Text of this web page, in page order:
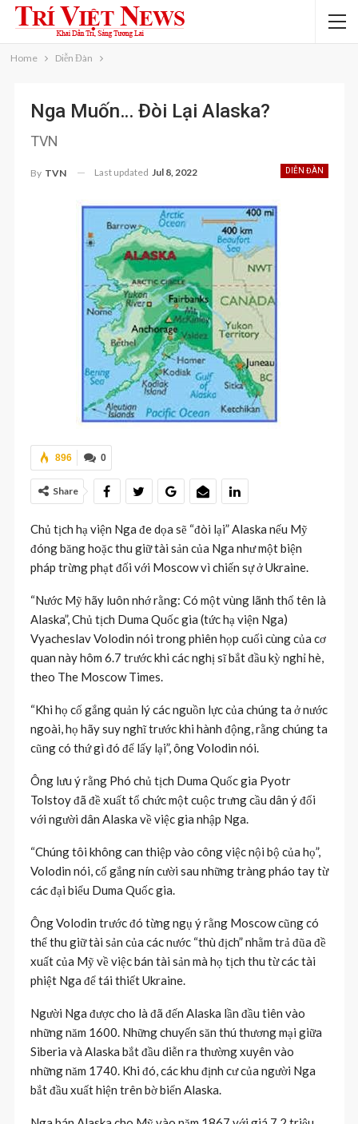
Home Diễn Đàn
Nga Muốn… Đòi Lại Alaska?
TVN
DIỄN ĐÀN
By TVN Last updated Jul 8, 2022
0
896
Share
Chủ tịch hạ viện Nga đe dọa sẽ “đòi lại” Alaska nếu Mỹ
đóng băng hoặc thu giữ tài sản của Nga như một biện
pháp trừng phạt đối với Moscow vì chiến sự ở Ukraine.
“Nước Mỹ hãy luôn nhớ rằng: Có một vùng lãnh thổ tên là
Alaska”, Chủ tịch Duma Quốc gia (tức hạ viện Nga)
Vyacheslav Volodin nói trong phiên họp cuối cùng của cơ
quan này hôm 6.7 trước khi các nghị sĩ bắt đầu kỳ nghỉ hè,
theo The Moscow Times.
“Khi họ cố gắng quản lý các nguồn lực của chúng ta ở nước
ngoài, họ hãy suy nghĩ trước khi hành động, rằng chúng ta
cũng có thứ gì đó để lấy lại”, ông Volodin nói.
Ông lưu ý rằng Phó chủ tịch Duma Quốc gia Pyotr
Tolstoy đã đề xuất tổ chức một cuộc trưng cầu dân ý đối
với người dân Alaska về việc gia nhập Nga.
“Chúng tôi không can thiệp vào công việc nội bộ của họ”,
Volodin nói, cố gắng nín cười sau những tràng pháo tay từ
các đại biểu Duma Quốc gia.
Ông Volodin trước đó từng ngụ ý rằng Moscow cũng có
thể thu giữ tài sản của các nước “thù địch” nhằm trả đũa đề
xuất của Mỹ về việc bán tài sản mà họ tịch thu từ các tài
phiệt Nga để tái thiết Ukraine.
Người Nga được cho là đã đến Alaska lần đầu tiên vào
những năm 1600. Những chuyến săn thú thương mại giữa
Siberia và Alaska bắt đầu diễn ra thường xuyên vào
những năm 1740. Khi đó, các khu định cư của người Nga
bắt đầu xuất hiện trên bờ biển Alaska.